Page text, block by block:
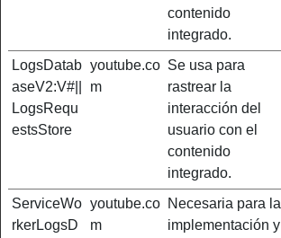
contenido
integrado.
LogsDatab
aseV2:V#||
LogsRequ
estsStore
youtube.co
m
Se usa para
rastrear la
interacción del
usuario con el
contenido
integrado.
ServiceWo
rkerLogsD
youtube.co
m
Necesaria para la
implementación y